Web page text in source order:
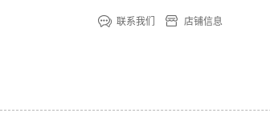
联系我们 店铺信息